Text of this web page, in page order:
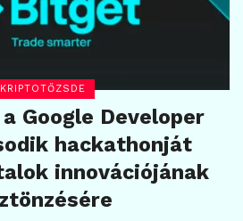
KRIPTOTŐZSDE
Google Developer
hackathonját
innovációjának